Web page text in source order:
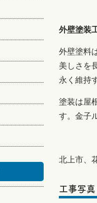
外壁塗装
外壁塗料
美しさを
永く維持
塗装は屋
す。金子
北上市、
工事写真